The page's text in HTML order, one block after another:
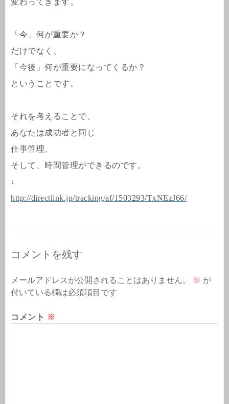
変わってきます。
「今」何が重要か？
だけでなく、
「今後」何が重要になってくるか？
ということです。
それを考えることで、
あなたは成功者と同じ
仕事管理、
そして、時間管理ができるのです。
↓
http://directlink.jp/tracking/af/1503293/TxNEzJ66/
コメントを残す
メールアドレスが公開されることはありません。 ※ が
付いている欄は必須項目です
コメント ※